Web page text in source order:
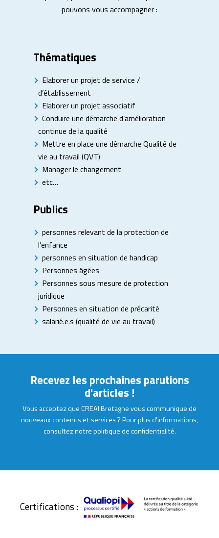
pouvons vous accompagner :
Thématiques
Elaborer un projet de service /
d’établissement
Elaborer un projet associatif
Conduire une démarche d’amélioration
continue de la qualité
Mettre en place une démarche Qualité de
vie au travail (QVT)
Manager le changement
etc…
Publics
personnes relevant de la protection de
l’enfance
personnes en situation de handicap
Personnes âgées
Personnes sous mesure de protection
juridique
Personnes en situation de précarité
salarié.e.s (qualité de vie au travail)
Recevez les prochaines parutions
d'articles !
Vous acceptez que CREAI Bretagne vous communique de
nouveaux contenus et services ? Pour plus d'informations,
consultez notre politique de confidentialité.
Certifications :